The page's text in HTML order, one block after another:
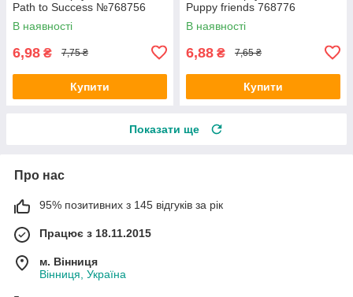
Path to Success №768756
В наявності
6,98 ₴ 7,75 ₴
Купити
Puppy friends 768776
В наявності
6,88 ₴ 7,65 ₴
Купити
Показати ще
Про нас
95% позитивних з 145 відгуків за рік
Працює з 18.11.2015
м. Вінниця
Вінниця, Україна